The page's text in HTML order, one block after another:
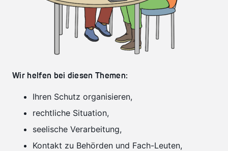
Wir helfen bei diesen Themen:
Ihren Schutz organisieren,
rechtliche Situation,
seelische Verarbeitung,
Kontakt zu Behörden und Fach-Leuten,